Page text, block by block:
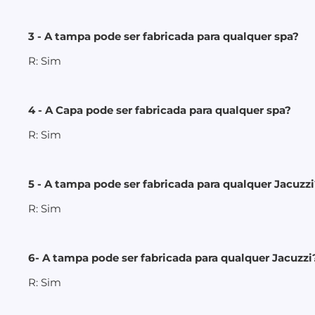
3 - A tampa pode ser fabricada para qualquer spa?
R: Sim
4 - A Capa pode ser fabricada para qualquer spa?
R: Sim
5 - A tampa pode ser fabricada para qualquer
R: Sim
6- A tampa pode ser fabricada para qualquer
R: Sim